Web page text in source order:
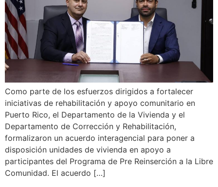
Como parte de los esfuerzos dirigidos a fortalecer
iniciativas de rehabilitación y apoyo comunitario en
Puerto Rico, el Departamento de la Vivienda y el
Departamento de Corrección y Rehabilitación,
formalizaron un acuerdo interagencial para poner a
disposición unidades de vivienda en apoyo a
participantes del Programa de Pre Reinserción a la Libre
Comunidad. El acuerdo […]